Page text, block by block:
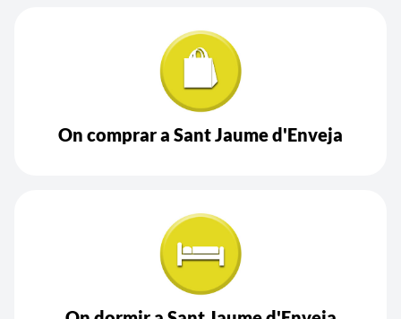
On comprar a Sant Jaume d'Enveja